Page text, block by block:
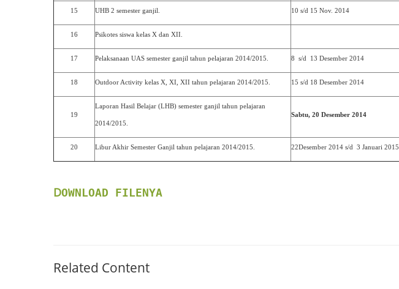
15 UHB 2 semester ganjil. 10 s/d 15 Nov. 2014
16 Psikotes siswa kelas X dan XII.
17 Pelaksanaan UAS semester ganjil tahun pelajaran 2014/2015. 8 s/d 13 Desember 2014
18 Outdoor Activity kelas X, XI, XII tahun pelajaran 2014/2015. 15 s/d 18 Desember 2014
19
Laporan Hasil Belajar (LHB) semester ganjil tahun pelajaran
2014/2015.
Sabtu, 20 Desember 2014
20 Libur Akhir Semester Ganjil tahun pelajaran 2014/2015. 22Desember 2014 s/d 3 Januari 2015
DOWNLOAD FILENYA
Related Content